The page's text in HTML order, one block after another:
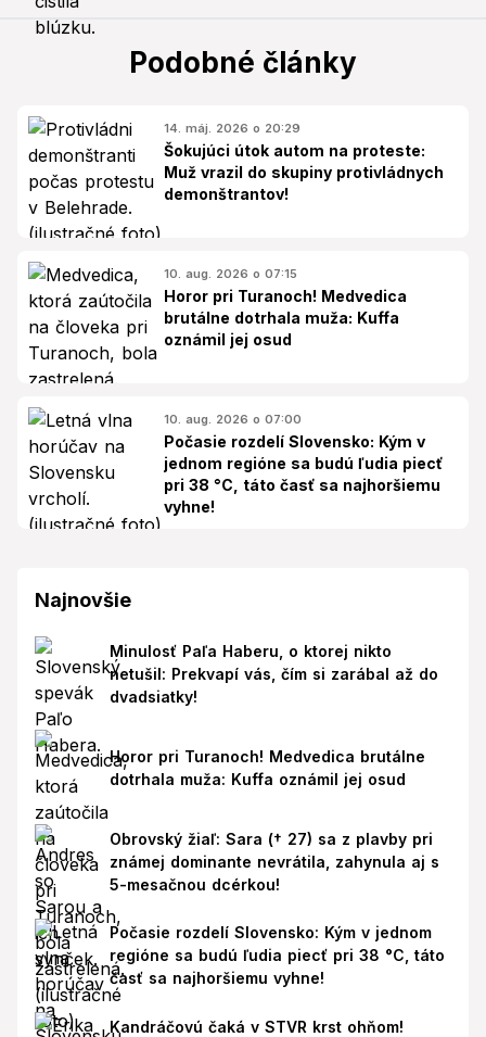
Podobné články
14. máj. 2026 o 20:29
Šokujúci útok autom na proteste:
Muž vrazil do skupiny protivládnych
demonštrantov!
10. aug. 2026 o 07:15
Horor pri Turanoch! Medvedica
brutálne dotrhala muža: Kuffa
oznámil jej osud
10. aug. 2026 o 07:00
Počasie rozdelí Slovensko: Kým v
jednom regióne sa budú ľudia piecť
pri 38 °C, táto časť sa najhoršiemu
vyhne!
Najnovšie
Minulosť Paľa Haberu, o ktorej nikto
netušil: Prekvapí vás, čím si zarábal až do
dvadsiatky!
Horor pri Turanoch! Medvedica brutálne
dotrhala muža: Kuffa oznámil jej osud
Obrovský žiaľ: Sara († 27) sa z plavby pri
známej dominante nevrátila, zahynula aj s
5-mesačnou dcérkou!
Počasie rozdelí Slovensko: Kým v jednom
regióne sa budú ľudia piecť pri 38 °C, táto
časť sa najhoršiemu vyhne!
Kandráčovú čaká v STVR krst ohňom!